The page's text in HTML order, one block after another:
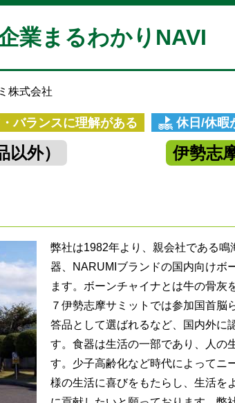
業まるわかりNAVI
株式会社
バランスに理解がある 休日/休暇
外） 伊勢志
弊社は1982年より、親会社である鳴
器、NARUMIブランドの国内向けボ
ます。ボーンチャイナとは牛の骨灰
７伊勢志摩サミットでは参加国首脳
答品として選ばれるなど、国内外に
す。食器は生活の一部であり、人の
す。少子高齢化など時代によってニ
様の生活に喜びをもたらし、生活を